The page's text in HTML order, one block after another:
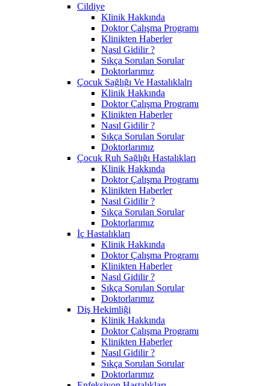
Cildiye
Klinik Hakkında
Doktor Çalışma Programı
Klinikten Haberler
Nasıl Gidilir ?
Sıkça Sorulan Sorular
Doktorlarımız
Çocuk Sağlığı Ve Hastalıklalrı
Klinik Hakkında
Doktor Çalışma Programı
Klinikten Haberler
Nasıl Gidilir ?
Sıkça Sorulan Sorular
Doktorlarımız
Çocuk Ruh Sağlığı Hastalıkları
Klinik Hakkında
Doktor Çalışma Programı
Klinikten Haberler
Nasıl Gidilir ?
Sıkça Sorulan Sorular
Doktorlarımız
İç Hastalıkları
Klinik Hakkında
Doktor Çalışma Programı
Klinikten Haberler
Nasıl Gidilir ?
Sıkça Sorulan Sorular
Doktorlarımız
Diş Hekimliği
Klinik Hakkında
Doktor Çalışma Programı
Klinikten Haberler
Nasıl Gidilir ?
Sıkça Sorulan Sorular
Doktorlarımız